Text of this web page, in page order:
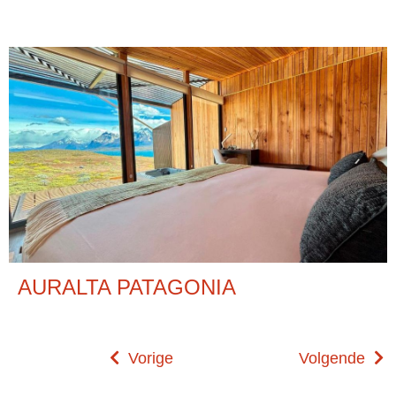
AURALTA PATAGONIA
Vorige Volgende